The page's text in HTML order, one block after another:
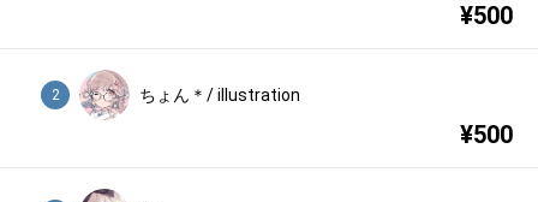
¥500
2 ちょん＊/ illustration
¥500